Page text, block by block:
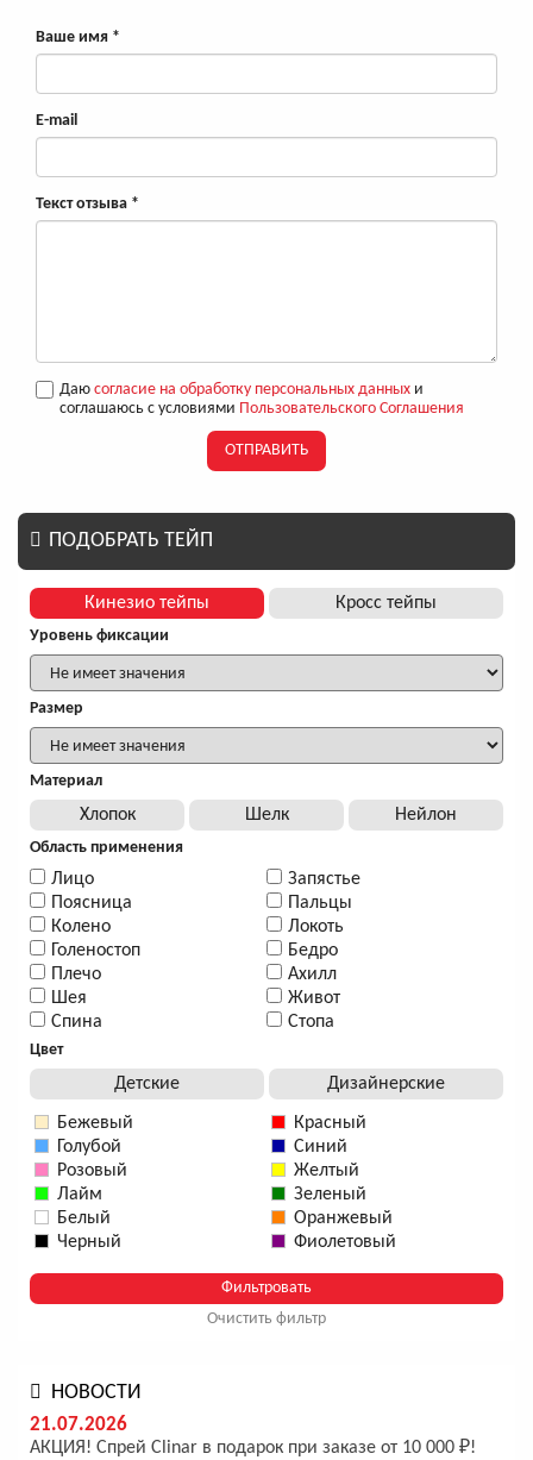
Ваше имя *
E-mail
Текст отзыва *
Даю согласие на обработку персональных данных и
соглашаюсь с условиями Пользовательского Соглашения
ОТПРАВИТЬ
ПОДОБРАТЬ ТЕЙП
Кинезио тейпы Кросс тейпы
Уровень фиксации
Размер
Материал
Хлопок Шелк Нейлон
Область применения
Лицо
Поясница
Колено
Голеностоп
Плечо
Шея
Спина
Запястье
Пальцы
Локоть
Бедро
Ахилл
Живот
Стопа
Цвет
Детские Дизайнерские
Бежевый
Голубой
Розовый
Лайм
Белый
Черный
Красный
Синий
Желтый
Зеленый
Оранжевый
Фиолетовый
Очистить фильтр
НОВОСТИ
21.07.2026
АКЦИЯ! Спрей Clinar в подарок при заказе от 10 000 ₽!